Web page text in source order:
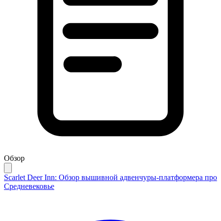
Обзор
Scarlet Deer Inn: Обзор вышивной адвенчуры-платформера про
Средневековье